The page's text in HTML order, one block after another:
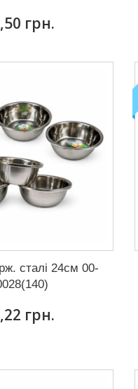
грн.
сталі 24см 00-
грн.